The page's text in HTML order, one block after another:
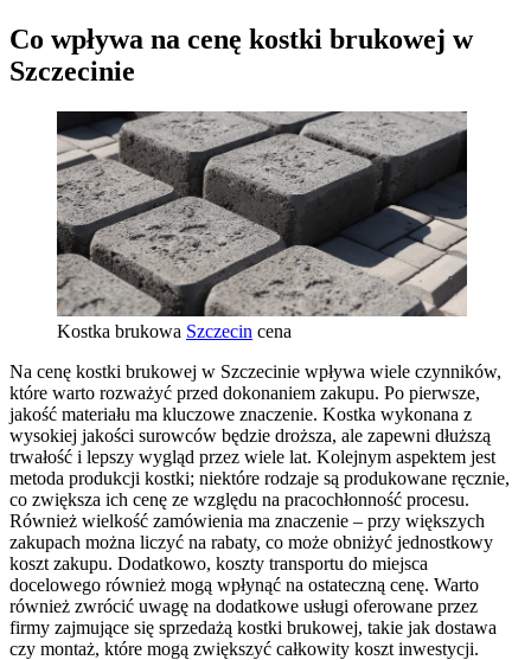
Co wpływa na cenę kostki brukowej w
Szczecinie
Kostka brukowa Szczecin cena
Na cenę kostki brukowej w Szczecinie wpływa wiele czynników,
które warto rozważyć przed dokonaniem zakupu. Po pierwsze,
jakość materiału ma kluczowe znaczenie. Kostka wykonana z
wysokiej jakości surowców będzie droższa, ale zapewni dłuższą
trwałość i lepszy wygląd przez wiele lat. Kolejnym aspektem jest
metoda produkcji kostki; niektóre rodzaje są produkowane ręcznie,
co zwiększa ich cenę ze względu na pracochłonność procesu.
Również wielkość zamówienia ma znaczenie – przy większych
zakupach można liczyć na rabaty, co może obniżyć jednostkowy
koszt zakupu. Dodatkowo, koszty transportu do miejsca
docelowego również mogą wpłynąć na ostateczną cenę. Warto
również zwrócić uwagę na dodatkowe usługi oferowane przez
firmy zajmujące się sprzedażą kostki brukowej, takie jak dostawa
czy montaż, które mogą zwiększyć całkowity koszt inwestycji.